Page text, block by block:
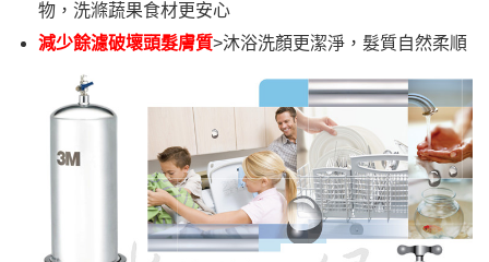
物，洗滌蔬果食材更安心
減少餘濾破壞頭髮膚質>沐浴洗顏更潔淨，髮質自然柔順